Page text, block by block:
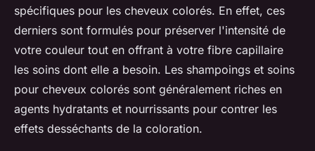
spécifiques pour les cheveux colorés. En effet, ces
derniers sont formulés pour préserver l'intensité de
votre couleur tout en offrant à votre fibre capillaire
les soins dont elle a besoin. Les shampoings et soins
pour cheveux colorés sont généralement riches en
agents hydratants et nourrissants pour contrer les
effets desséchants de la coloration.